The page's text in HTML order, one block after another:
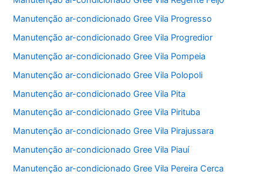
Manutenção ar-condicionado Gree Vila Progresso
Manutenção ar-condicionado Gree Vila Progredior
Manutenção ar-condicionado Gree Vila Pompeia
Manutenção ar-condicionado Gree Vila Polopoli
Manutenção ar-condicionado Gree Vila Pita
Manutenção ar-condicionado Gree Vila Pirituba
Manutenção ar-condicionado Gree Vila Pirajussara
Manutenção ar-condicionado Gree Vila Piauí
Manutenção ar-condicionado Gree Vila Pereira Cerca